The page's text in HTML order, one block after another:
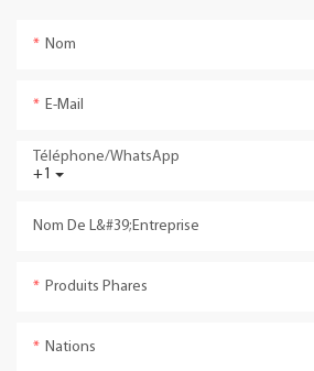
Nom
E-Mail
+1
Téléphone/WhatsApp
Nom De L&#39;entreprise
Produits Phares
Nations